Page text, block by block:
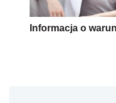
Informacja o